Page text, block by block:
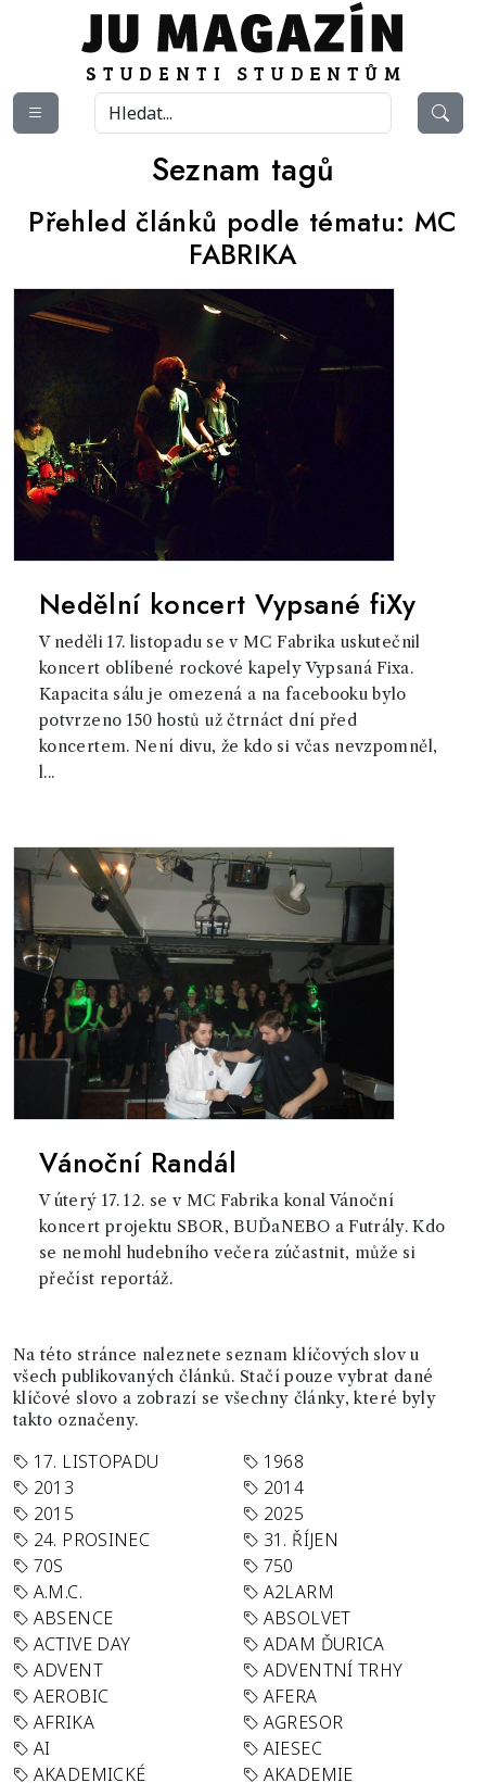
Seznam tagů
Přehled článků podle tématu: MC
FABRIKA
Nedělní koncert Vypsané fiXy
V neděli 17. listopadu se v MC Fabrika uskutečnil
koncert oblíbené rockové kapely Vypsaná Fixa.
Kapacita sálu je omezená a na facebooku bylo
potvrzeno 150 hostů už čtrnáct dní před
koncertem. Není divu, že kdo si včas nevzpomněl,
l...
Vánoční Randál
V úterý 17. 12. se v MC Fabrika konal Vánoční
koncert projektu SBOR, BUĎaNEBO a Futrály. Kdo
se nemohl hudebního večera zúčastnit, může si
přečíst reportáž.
Na této stránce naleznete seznam klíčových slov u
všech publikovaných článků. Stačí pouze vybrat dané
klíčové slovo a zobrazí se všechny články, které byly
takto označeny.
17. LISTOPADU
1968
2013
2014
2015
2025
24. PROSINEC
31. ŘÍJEN
70S
750
A.M.C.
A2LARM
ABSENCE
ABSOLVET
ACTIVE DAY
ADAM ĎURICA
ADVENT
ADVENTNÍ TRHY
AEROBIC
AFERA
AFRIKA
AGRESOR
AI
AIESEC
AKADEMICKÉ
AKADEMIE